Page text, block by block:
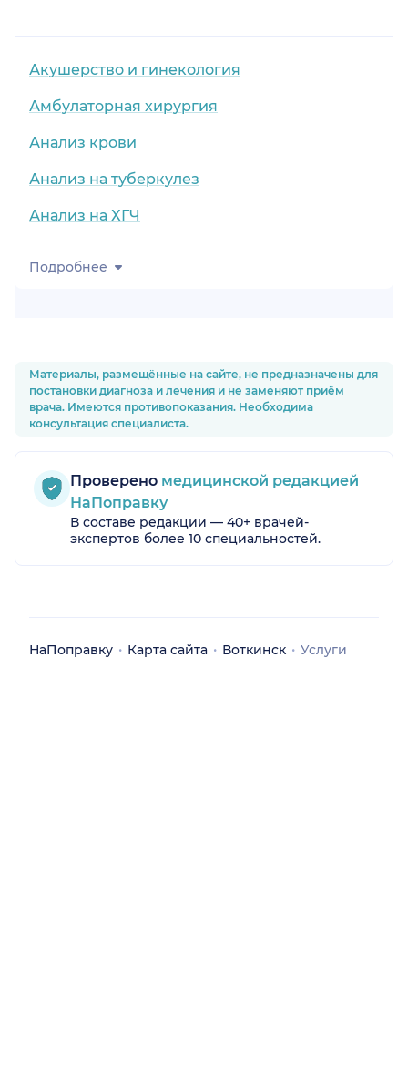
Акушерство и гинекология
Амбулаторная хирургия
Анализ крови
Анализ на туберкулез
Анализ на ХГЧ
Подробнее
Материалы, размещённые на сайте, не предназначены для
постановки диагноза и лечения и не заменяют приём
врача. Имеются противопоказания. Необходима
консультация специалиста.
Проверено медицинской редакцией
НаПоправку
В составе редакции — 40+ врачей-
экспертов более 10 специальностей.
НаПоправку Карта сайта Воткинск Услуги